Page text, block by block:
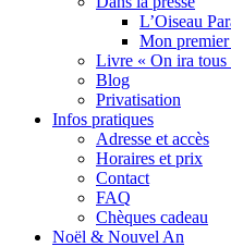
L’Oiseau
Mon premier
Livre « On ira tous
Blog
Privatisation
Infos pratiques
Adresse et accès
Horaires et prix
Contact
FAQ
Chèques cadeau
Noël & Nouvel An